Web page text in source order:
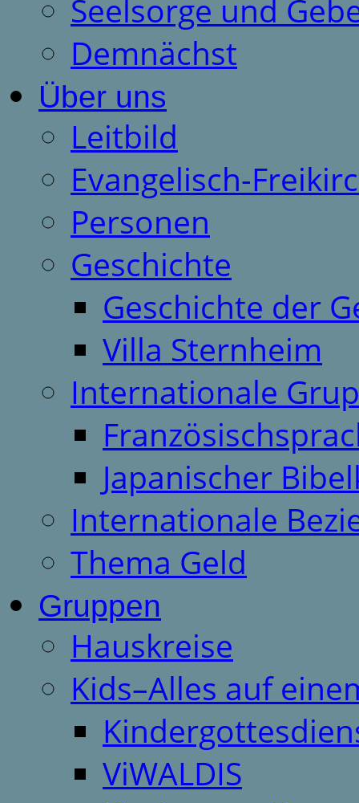
Seelsorge und
Demnächst
Über uns
Leitbild
Evangelisch-
Personen
Geschichte
Geschichte der
Villa Sternheim
Internationale
Japanischer
Internationale
Thema Geld
Gruppen
Hauskreise
Kids–Alles auf
ViWALDIS